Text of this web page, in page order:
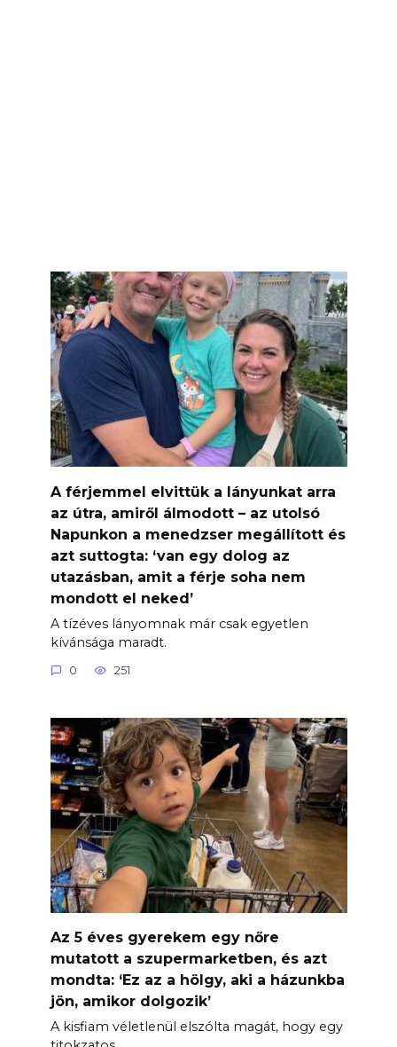
A férjemmel elvittük a lányunkat arra
az útra, amiről álmodott – az utolsó
Napunkon a menedzser megállított és
azt suttogta: ‘van egy dolog az
utazásban, amit a férje soha nem
mondott el neked’
A tízéves lányomnak már csak egyetlen
kívánsága maradt.
0 251
Az 5 éves gyerekem egy nőre
mutatott a szupermarketben, és azt
mondta: ‘Ez az a hölgy, aki a házunkba
jön, amikor dolgozik’
A kisfiam véletlenül elszólta magát, hogy egy